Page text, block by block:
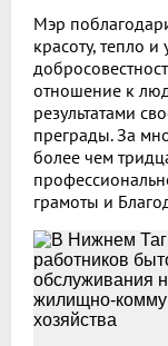
Мэр
красоту, тепло и
отношение к
результатами
преграды. За
более чем
грамоты и
Возврат к списку